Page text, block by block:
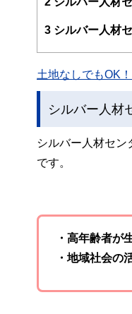
ー、公
私たちは
3 シルバー人材
土地なしでもOK
シルバー人材
シルバー人材セン
です。
・高年齢者が
・地域社会の